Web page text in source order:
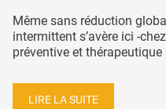
Même sans réduction
intermittent s’avère ici -
préventive et
LIRE LA SUITE